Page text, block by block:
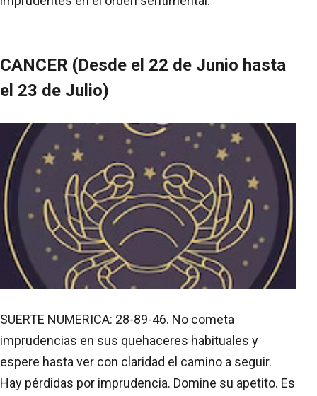
CANCER (Desde el 22 de Junio hasta
el 23 de Julio)
SUERTE NUMERICA: 28-89-46. No cometa
imprudencias en sus quehaceres habituales y
espere hasta ver con claridad el camino a seguir.
Hay pérdidas por imprudencia. Domine su apetito. Es